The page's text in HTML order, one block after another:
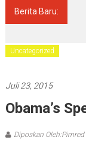
Berita Baru:
Uncategorized
Juli 23, 2015
Obama’s
Diposkan Oleh:Pimred